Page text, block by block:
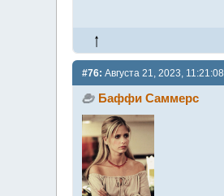
#76: Августа 21, 2023, 11:21:08
Баффи Саммерс